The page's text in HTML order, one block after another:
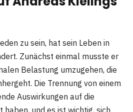
zu sein, hat sein Leben in
Zunächst einmal musste er
Belastung umzugehen, die
Die Trennung von einem
Auswirkungen auf die
und es ist wichtig, sich